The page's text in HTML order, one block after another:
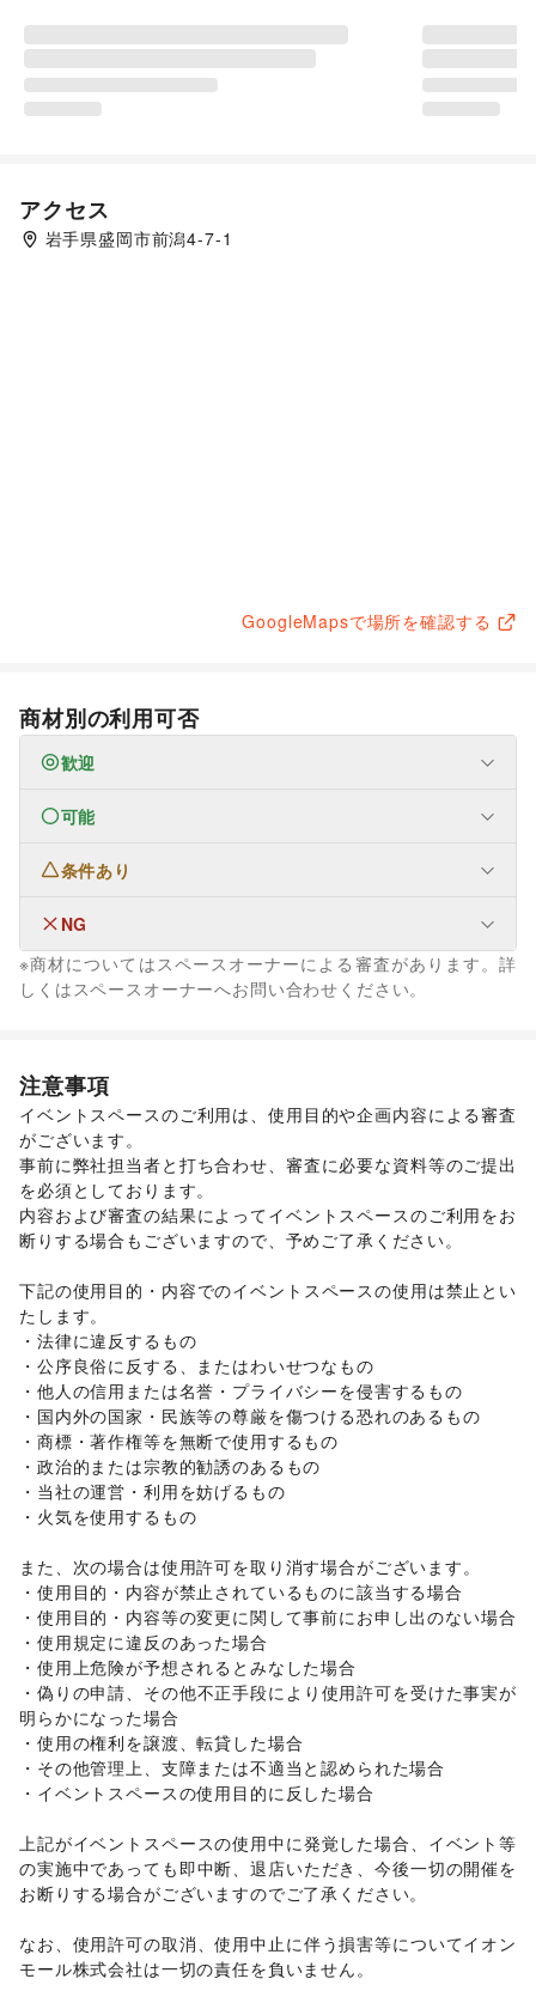
アクセス
岩手県盛岡市前潟4-7-1
GoogleMapsで場所を確認する
商材別の利用可否
歓迎
なし可能
ファッション
ユニセックス
/ジュエリー・アクセサリー/メガネ・アイウェア/ 腕時計/
靴/バッグ・革小物/ファッション雑貨/ 和服・着物
軽食・ホットスナック
ワイン・洋酒/日本酒・焼酎・地酒/食材・調味料/
物産展・マルシェ
野菜・果物・生鮮食品/その他フード・飲食
インテリア・生活雑貨
インテリア/寝具・ベッド/ 家具・家電
キッチン雑貨・調理器具/掃除用品・生活便利品/ 文房具
園芸・ガーデニング/花・盆栽・ドライフラワー/
犬・猫・ペット
その他インテリア・生活雑貨
生活サービス
携帯キャリア・格安SIM/インターネット・プロバイダ
電気・ガス/ハウスクリーニング・家事代行/定期宅配/
リサイクル雑貨・古本/買取査定・金券/
ギフト・プレゼント/冠婚葬祭/ 資格・習い事
住宅（購入・賃貸）/たばこ/修理・メンテナンス
就職・転職・求人 /その他生活サービス
金融サービス
不動産投資/その他金融サービス
子育て・教育
ベビー用品/ランドセル/学習教材・通信教育/
子供向け教室・レッスン/塾・家庭教師
その他子育て・教育
美容・健康・医療
ジム・フィットネス
美容・コスメ・香水/ヘアケア・シャンプー
ヘアサロン・ネイルサロン/マッサージ・整体/
エステ・美容サービス/健康食品・サプリメント
/その他美容・健康
エンタメ・ガジェット
PC・スマートフォン スマホアクセサリー/ ガジェット/
ゲーム /アニメ/ コミック・マンガ/ アイドル・芸能人
おもちゃ・ホビー/楽器・音楽機材/CD・DVD・本・雑誌 /
Webメディア・アプリ/テレビ・ドラマ/映画 /
音楽・ライブ/演劇/占い/ 公営競技・宝くじ
条件あり
なしNG
生活サービス
ウォーターサーバー
※商材についてはスペースオーナーによる審査があります。詳
しくはスペースオーナーへお問い合わせください。
注意事項
イベントスペースのご利用は、使用目的や企画内容による審査
がございます。
事前に弊社担当者と打ち合わせ、審査に必要な資料等のご提出
を必須としております。
内容および審査の結果によってイベントスペースのご利用をお
断りする場合もございますので、予めご了承ください。
下記の使用目的・内容でのイベントスペースの使用は禁止とい
たします。
・法律に違反するもの
・公序良俗に反する、またはわいせつなもの
・他人の信用または名誉・プライバシーを侵害するもの
・国内外の国家・民族等の尊厳を傷つける恐れのあるもの
・商標・著作権等を無断で使用するもの
・政治的または宗教的勧誘のあるもの
・当社の運営・利用を妨げるもの
・火気を使用するもの
また、次の場合は使用許可を取り消す場合がございます。
・使用目的・内容が禁止されているものに該当する場合
・使用目的・内容等の変更に関して事前にお申し出のない場合
・使用規定に違反のあった場合
・使用上危険が予想されるとみなした場合
・偽りの申請、その他不正手段により使用許可を受けた事実が
明らかになった場合
・使用の権利を譲渡、転貸した場合
・その他管理上、支障または不適当と認められた場合
・イベントスペースの使用目的に反した場合
上記がイベントスペースの使用中に発覚した場合、イベント等
の実施中であっても即中断、退店いただき、今後一切の開催を
お断りする場合がございますのでご了承ください。
なお、使用許可の取消、使用中止に伴う損害等についてイオン
モール株式会社は一切の責任を負いません。